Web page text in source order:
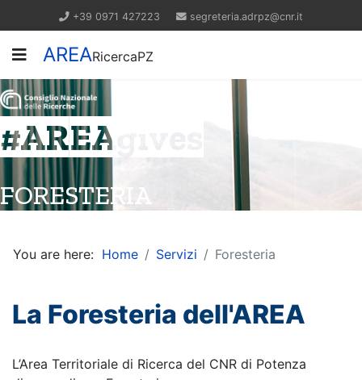
+39 0971 427223 segreteria.adrpz@cnr.it
AREARicercaPZ
#AREAgives
FORESTERIA
You are here: Home Servizi Foresteria
La Foresteria dell'AREA
L’Area Territoriale di Ricerca del CNR di Potenza